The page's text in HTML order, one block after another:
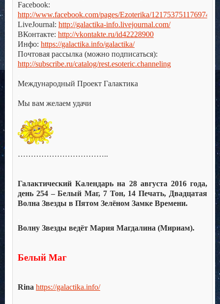
Facebook:
http://www.facebook.com/pages/Ezoterika/121753751176974
LiveJournal: http://galactika-info.livejournal.com/
ВКонтакте: http://vkontakte.ru/id42228900
Инфо: https://galactika.info/galactika/
Почтовая рассылка (можно подписаться):
http://subscribe.ru/catalog/rest.esoteric.channeling
Международный Проект Галактика
Мы вам желаем удачи
……………………………..
Галактический Календарь на 28 августа 2016 года,
день 254 – Белый Маг, 7 Тон, 14 Печать, Двадцатая
Волна Звезды в Пятом Зелёном Замке Времени.
Волну Звезды ведёт Мария Магдалина (Мириам).
Белый Маг
Rina https://galactika.info/